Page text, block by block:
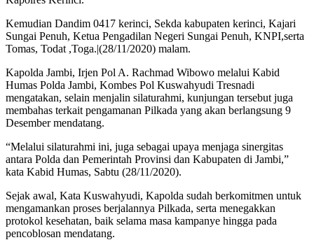
Kemudian Dandim 0417 kerinci, Sekda kabupaten kerinci, Kajari
Sungai Penuh, Ketua Pengadilan Negeri Sungai Penuh, KNPI,serta
Tomas, Todat ,Toga.|(28/11/2020) malam.
Kapolda Jambi, Irjen Pol A. Rachmad Wibowo melalui Kabid
Humas Polda Jambi, Kombes Pol Kuswahyudi Tresnadi
mengatakan, selain menjalin silaturahmi, kunjungan tersebut juga
membahas terkait pengamanan Pilkada yang akan berlangsung 9
Desember mendatang.
“Melalui silaturahmi ini, juga sebagai upaya menjaga sinergitas
antara Polda dan Pemerintah Provinsi dan Kabupaten di Jambi,”
kata Kabid Humas, Sabtu (28/11/2020).
Sejak awal, Kata Kuswahyudi, Kapolda sudah berkomitmen untuk
mengamankan proses berjalannya Pilkada, serta menegakkan
protokol kesehatan, baik selama masa kampanye hingga pada
pencoblosan mendatang.